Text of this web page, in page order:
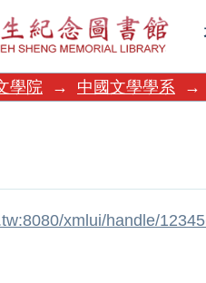
學院 → 中國文學學系 →
xmlui/handle/